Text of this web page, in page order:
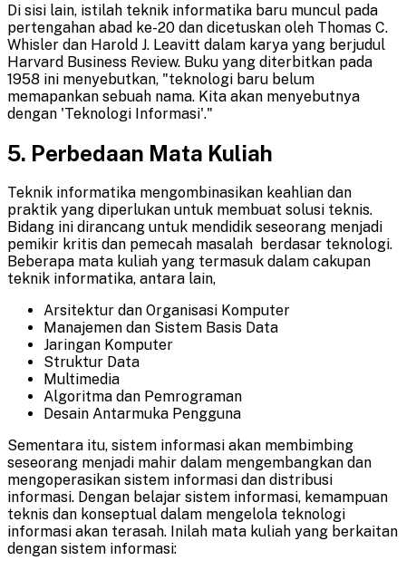
Di sisi lain, istilah teknik informatika baru muncul pada
pertengahan abad ke-20 dan dicetuskan oleh Thomas C.
Whisler dan Harold J. Leavitt dalam karya yang berjudul
Harvard Business Review. Buku yang diterbitkan pada
1958 ini menyebutkan, "teknologi baru belum
memapankan sebuah nama. Kita akan menyebutnya
dengan 'Teknologi Informasi'."
5. Perbedaan Mata Kuliah
Teknik informatika mengombinasikan keahlian dan
praktik yang diperlukan untuk membuat solusi teknis.
Bidang ini dirancang untuk mendidik seseorang menjadi
pemikir kritis dan pemecah masalah berdasar teknologi.
Beberapa mata kuliah yang termasuk dalam cakupan
teknik informatika, antara lain,
Arsitektur dan Organisasi Komputer
Manajemen dan Sistem Basis Data
Jaringan Komputer
Struktur Data
Multimedia
Algoritma dan Pemrograman
Desain Antarmuka Pengguna
Sementara itu, sistem informasi akan membimbing
seseorang menjadi mahir dalam mengembangkan dan
mengoperasikan sistem informasi dan distribusi
informasi. Dengan belajar sistem informasi, kemampuan
teknis dan konseptual dalam mengelola teknologi
informasi akan terasah. Inilah mata kuliah yang berkaitan
dengan sistem informasi: